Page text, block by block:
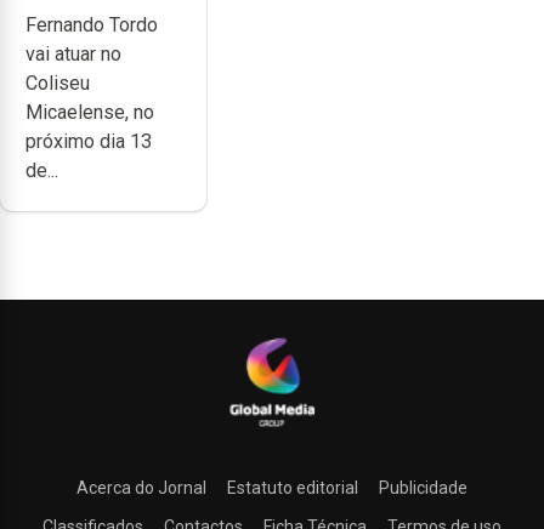
anos de
carreira no
Coliseu
Micaelense
Fernando Tordo
vai atuar no
Coliseu
Micaelense, no
próximo dia 13
de...
Acerca do Jornal Estatuto editorial
Publicidade